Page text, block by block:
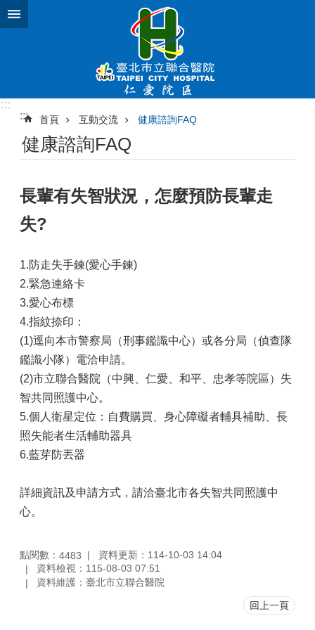
跳到主要內容區塊
:::
:::
首頁 互動交流 健康諮詢FAQ
健康諮詢FAQ
長輩有失智狀況，怎麼預防長輩走
失?
1.防走失手鍊(愛心手鍊)
2.緊急連絡卡
3.愛心布標
4.指紋捺印：
(1)逕向本市警察局（刑事鑑識中心）或各分局（偵查隊
鑑識小隊）電洽申請。
(2)市立聯合醫院（中興、仁愛、和平、忠孝等院區）失
智共同照護中心。
5.個人衛星定位：自費購買、身心障礙者輔具補助、長
照失能者生活輔助器具
6.藍芽防丟器
詳細資訊及申請方式，請洽臺北市各失智共同照護中
心。
點閱數： 4483
資料更新：114-10-03 14:04
資料檢視：115-08-03 07:51
資料維護：臺北市立聯合醫院
回上一頁